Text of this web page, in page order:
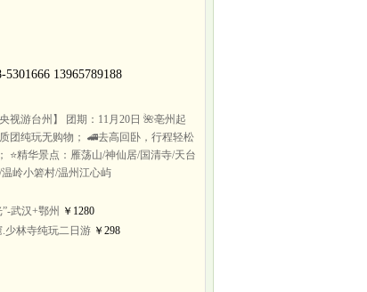
5301666 13965789188
视游台州】 团期：11月20日 🌺亳州起
团纯玩无购物； 🚄去高回卧，行程轻松
⭐精华景点：雁荡山/神仙居/国清寺/天台
岭小箬村/温州江心屿
武汉+鄂州
￥1280
少林寺纯玩二日游 ￥298